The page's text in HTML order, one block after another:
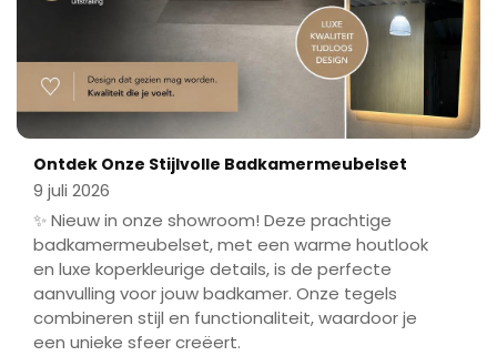
Ontdek Onze Stijlvolle Badkamermeubelset
9 juli 2026
✨ Nieuw in onze showroom! Deze prachtige
badkamermeubelset, met een warme houtlook
en luxe koperkleurige details, is de perfecte
aanvulling voor jouw badkamer. Onze tegels
combineren stijl en functionaliteit, waardoor je
een unieke sfeer creëert.